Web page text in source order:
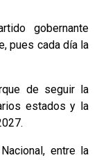
gobernante
pues cada día la
de seguir la
estados y la
entre la